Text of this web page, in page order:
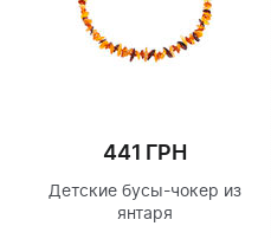
441 ГРН
Детские бусы-чокер из
янтаря